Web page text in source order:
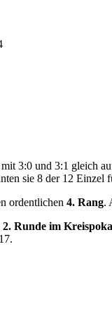
3:0 und 3:1 gleich
sie 8 der 12 Einzel
ordentlichen 4. Rang.
2. Runde im